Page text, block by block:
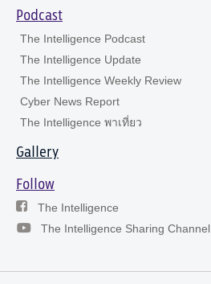
Podcast
The Intelligence Podcast
The Intelligence Update
The Intelligence Weekly Review
Cyber News Report
The Intelligence พาเที่ยว
Gallery
Follow
The Intelligence
The Intelligence Sharing Channel